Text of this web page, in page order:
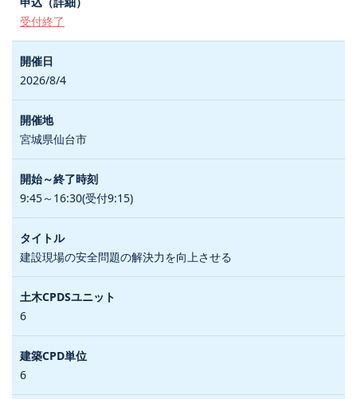
受付終了
2026/8/4
宮城県仙台市
9:45～16:30(受付9:15)
建設現場の安全問題の解決力を向上させる
6
6